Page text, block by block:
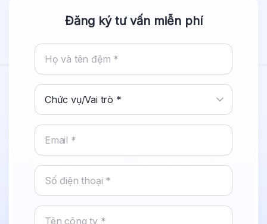
Đăng ký tư vấn miễn phí